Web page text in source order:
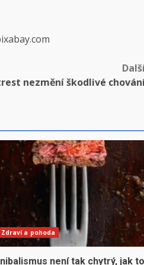
nezmění škodlivé
Zdraví a pohoda
není tak chytrý, jak to